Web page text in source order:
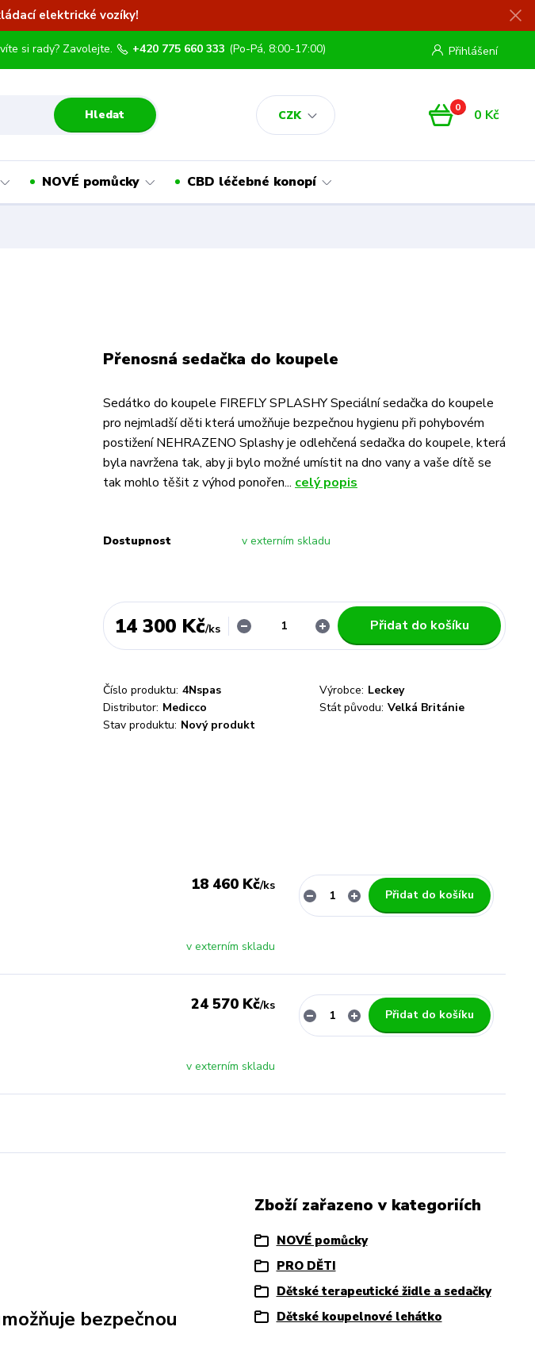
elektrické vozíky!
CZK
Přihlášení
Hledat
si rady? Zavolejte. +420 775 660 333 (Po-Pá, 8:00-17:00)
0 0 Kč
NOVÉ pomůcky CBD léčebné konopí
Přenosná sedačka do koupele
Sedátko do koupele FIREFLY SPLASHY Speciální sedačka do koupele
pro nejmladší děti která umožňuje bezpečnou hygienu při pohybovém
postižení NEHRAZENO Splashy je odlehčená sedačka do koupele, která
byla navržena tak, aby ji bylo možné umístit na dno vany a vaše dítě se
tak mohlo těšit z výhod ponořen... celý popis
Dostupnost v externím skladu
14 300 Kč/ks Přidat do košíku
Číslo produktu: 4Nspas Výrobce: Leckey
Distributor: Medicco Stát původu: Velká Británie
Stav produktu: Nový produkt
18 460 Kč/ks
v externím skladu
Přidat do košíku
24 570 Kč/ks
v externím skladu
Přidat do košíku
bezpečnou
Zboží zařazeno v kategoriích
NOVÉ pomůcky
PRO DĚTI
Dětské terapeutické židle a sedačky
Dětské koupelnové lehátko